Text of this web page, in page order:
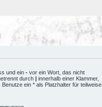
und ein - vor ein Wort, das nicht
durch | innerhalb einer Klammer,
ein * als Platzhalter für teilweise